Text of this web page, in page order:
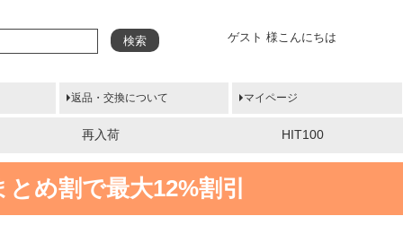
ゲスト 様こんにちは
検索
返品・交換について マイページ
再入荷 HIT100
め割で最大12%割引